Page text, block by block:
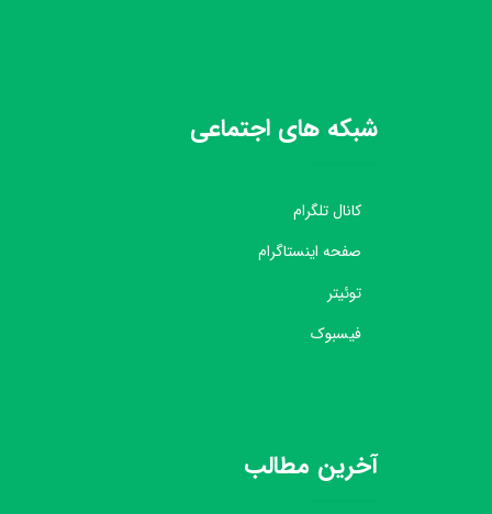
آخرین مطالب
شبکه های اجتماعی
کانال تلگرام
صفحه اینستاگرام
توئیتر
فیسبوک